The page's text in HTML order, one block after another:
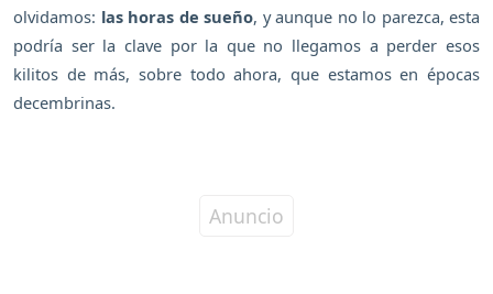
olvidamos: las horas de sueño, y aunque no lo parezca, esta
podría ser la clave por la que no llegamos a perder esos
kilitos de más, sobre todo ahora, que estamos en épocas
decembrinas.